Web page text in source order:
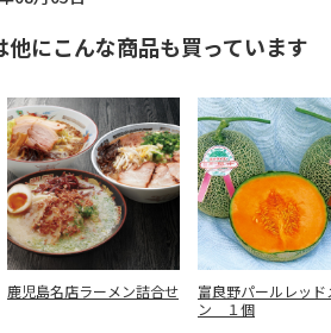
他にこんな商品も買っています
鹿児島名店ラーメン詰合せ
富良野パールレッド
ン １個